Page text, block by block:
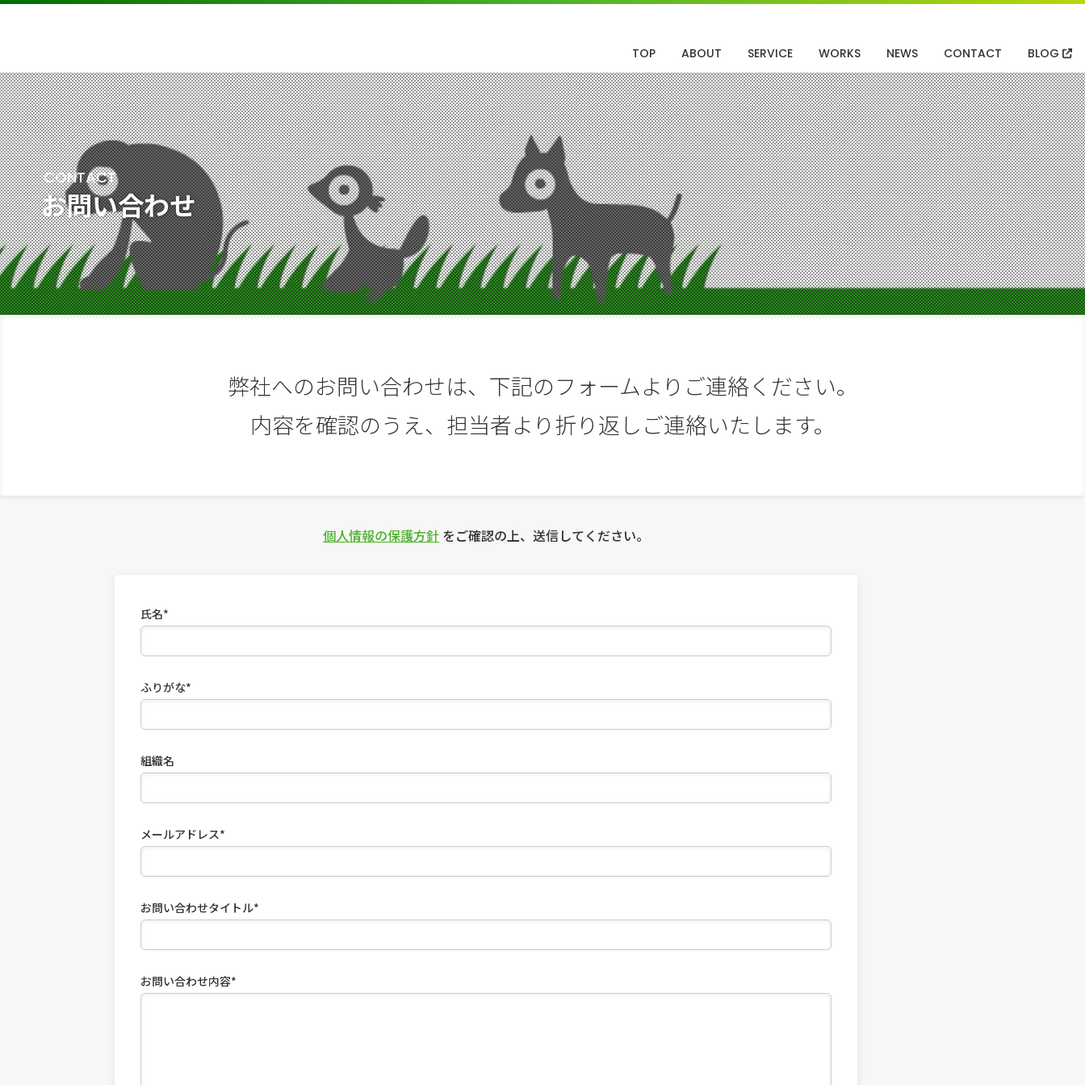
TOP ABOUT SERVICE WORKS NEWS CONTACT BLOG
CONTACT
お問い合わせ
弊社へのお問い合わせは、 下記のフォームよりご連絡ください。
内容を確認のうえ、 担当者より折り返しご連絡いたします。
個人情報の保護方針 をご確認の上、送信してください。
氏名*
ふりがな*
組織名
メールアドレス*
お問い合わせタイトル*
お問い合わせ内容*